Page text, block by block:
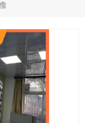
别系统